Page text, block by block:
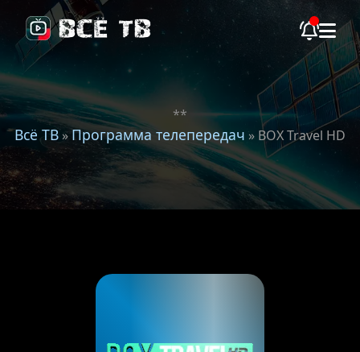
**
Всё ТВ»Программа телепередач » BOX Travel HD